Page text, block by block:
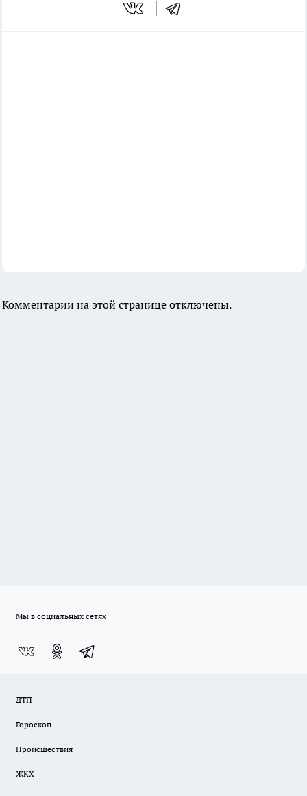
Комментарии на этой странице отключены.
Мы в социальных сетях
ДТП
Гороскоп
Происшествия
ЖКХ